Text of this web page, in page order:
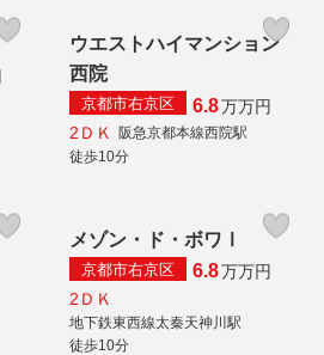
ウエストハイマンション
西院
京都市右京区 6.8万万円
2ＤＫ
阪急京都本線西院駅
徒歩10分
メゾン・ド・ボワⅠ
京都市右京区 6.8万万円
2ＤＫ
地下鉄東西線太秦天神川駅
徒歩10分